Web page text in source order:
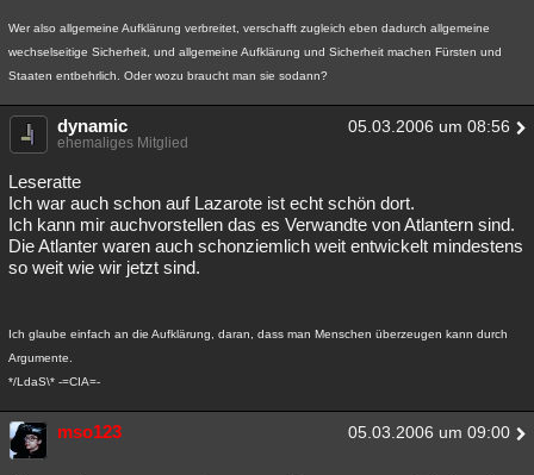
Wer also allgemeine Aufklärung verbreitet, verschafft zugleich eben dadurch allgemeine
wechselseitige Sicherheit, und allgemeine Aufklärung und Sicherheit machen Fürsten und
Staaten entbehrlich. Oder wozu braucht man sie sodann?
dynamic 05.03.2006 um 08:56
ehemaliges Mitglied
Leseratte
Ich war auch schon auf Lazarote ist echt schön dort.
Ich kann mir auchvorstellen das es Verwandte von Atlantern sind.
Die Atlanter waren auch schonziemlich weit entwickelt mindestens
so weit wie wir jetzt sind.
Ich glaube einfach an die Aufklärung, daran, dass man Menschen überzeugen kann durch
Argumente.
*/LdaS\* -=CIA=-
mso123 05.03.2006 um 09:00